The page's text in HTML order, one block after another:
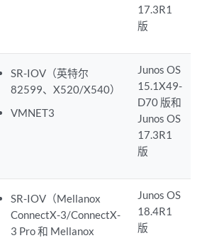
17.3R1
版
SR-IOV（英特尔
82599、X520/X540）
VMNET3
Junos OS
15.1X49-
D70 版和
Junos OS
17.3R1
版
SR-IOV（Mellanox
ConnectX-3/ConnectX-
3 Pro 和 Mellanox
Junos OS
18.4R1
版